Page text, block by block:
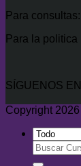
Para
Para la
SÍGUENOS
Copyright
Buscar
por: